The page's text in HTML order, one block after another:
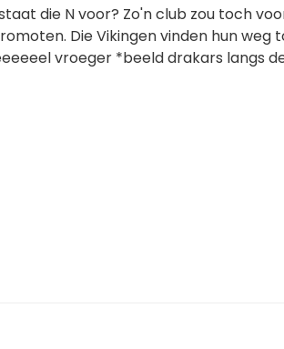
die N voor? Zo'n club zou toch
Die Vikingen vinden hun weg
vroeger *beeld drakars langs